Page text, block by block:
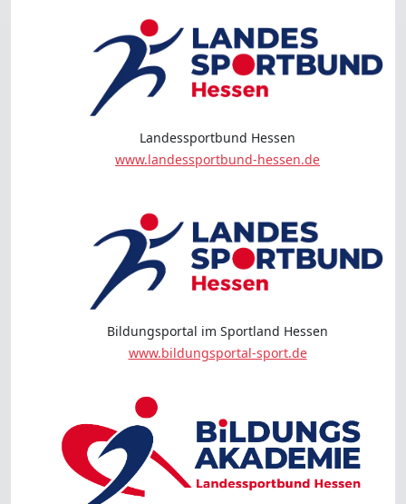
Landessportbund Hessen
www.landessportbund-hessen.de
Bildungsportal im Sportland Hessen
www.bildungsportal-sport.de